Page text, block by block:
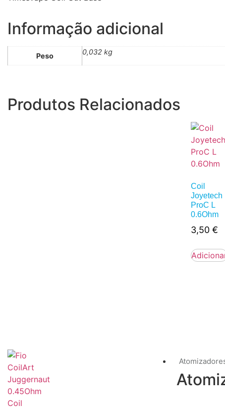
Informação adicional
Peso 0,032 kg
Produtos Relacionados
Coil
Joyetech
ProC L
0.6Ohm
3,50 €